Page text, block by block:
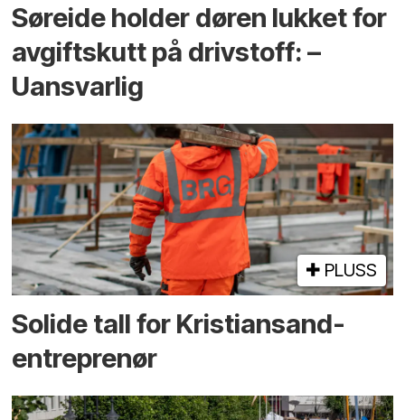
Søreide holder døren lukket for
avgiftskutt på drivstoff: –
Uansvarlig
PLUSS
Solide tall for Kristiansand-
entreprenør